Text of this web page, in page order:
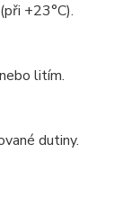
+23°C).
litím.
dutiny.